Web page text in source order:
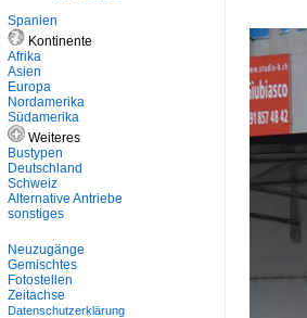
Spanien
Kontinente
Afrika
Asien
Europa
Nordamerika
Südamerika
Weiteres
Bustypen
Deutschland
Schweiz
Alternative Antriebe
sonstiges
Neuzugänge
Gemischtes
Fotostellen
Zeitachse
Datenschutzerklärung